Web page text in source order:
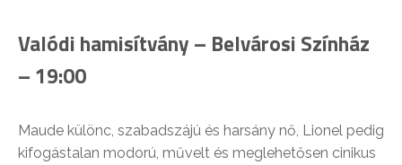
Valódi hamisítvány – Belvárosi Színház
– 19:00
Maude különc, szabadszájú és harsány nő, Lionel pedig
kifogástalan modorú, művelt és meglehetősen cinikus